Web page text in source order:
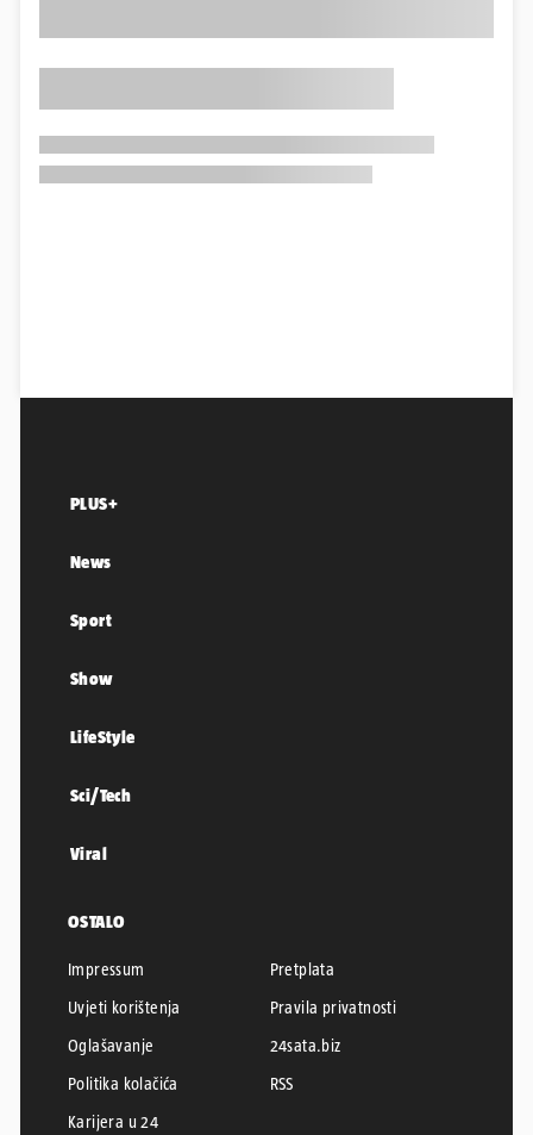
PLUS+
News
Sport
Show
LifeStyle
Sci/Tech
Viral
OSTALO
Impressum
Pretplata
Uvjeti korištenja
Pravila privatnosti
Oglašavanje
24sata.biz
Politika kolačića
RSS
Karijera u 24